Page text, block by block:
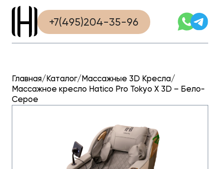
+7(495)204-35-96
Главная страница
Hatico Pro Tokyo X 3D – Бело-Серое
Главная/ Каталог/ Массажные 3D Кресла/
Массажное кресло Hatico Pro Tokyo X 3D – Бело-
Серое